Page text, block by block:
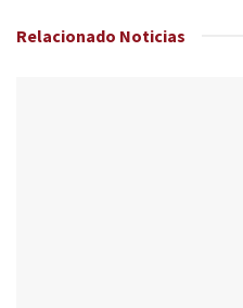
Relacionado Noticias